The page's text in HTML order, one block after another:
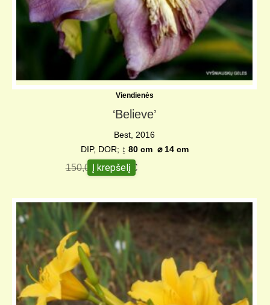
Viendienės
‘Believe’
Best, 2016
DIP, DOR; ↨ 80 cm ⌀14 cm
150,00 € 95,00 €
Į krepšelį